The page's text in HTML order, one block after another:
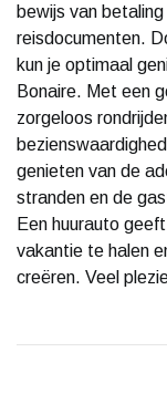
bewijs van
reisdocumenten.
kun je optimaal
Bonaire. Met een
zorgeloos
genieten van de
stranden en de
Een huurauto
vakantie te halen
creëren. Veel